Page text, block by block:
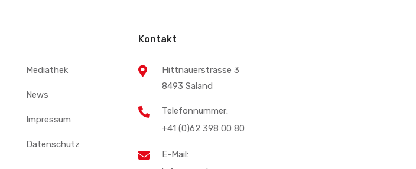
Mediathek
News
Impressum
Datenschutz
Kontakt
Hittnauerstrasse 3
8493 Saland
Telefonnummer:
+41 (0)62 398 00 80
E-Mail: